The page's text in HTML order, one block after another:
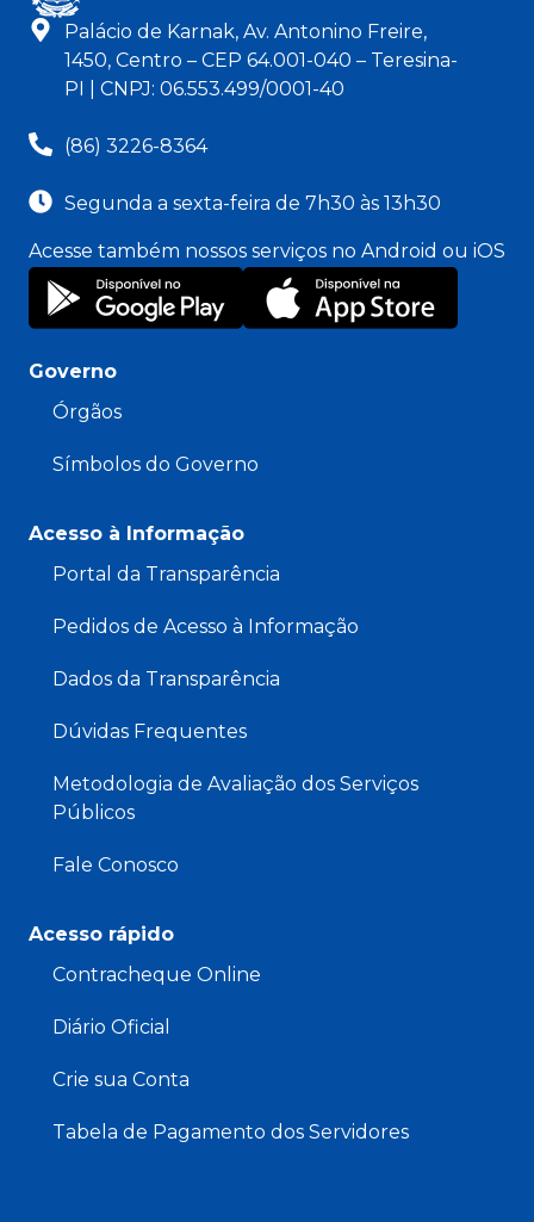
Palácio de Karnak, Av. Antonino Freire,
1450, Centro – CEP 64.001-040 – Teresina-
PI | CNPJ: 06.553.499/0001-40
(86) 3226-8364
Segunda a sexta-feira de 7h30 às 13h30
Acesse também nossos serviços no Android ou iOS
Governo
Órgãos
Símbolos do Governo
Acesso à Informação
Portal da Transparência
Pedidos de Acesso à Informação
Dados da Transparência
Dúvidas Frequentes
Metodologia de Avaliação dos Serviços
Públicos
Fale Conosco
Acesso rápido
Contracheque Online
Diário Oficial
Crie sua Conta
Tabela de Pagamento dos Servidores